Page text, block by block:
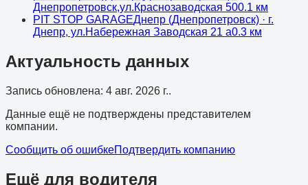
Днепропетровск,ул.Краснозаводская 500.1 км
PIT STOP GARAGEДнепр (Днепропетровск) · г.
Днепр, ул.Набережная Заводская 21 а0.3 км
Актуальность данных
Запись обновлена: 4 авг. 2026 г..
Данные ещё не подтверждены представителем
компании.
Сообщить об ошибкеПодтвердить компанию
Ещё для водителя